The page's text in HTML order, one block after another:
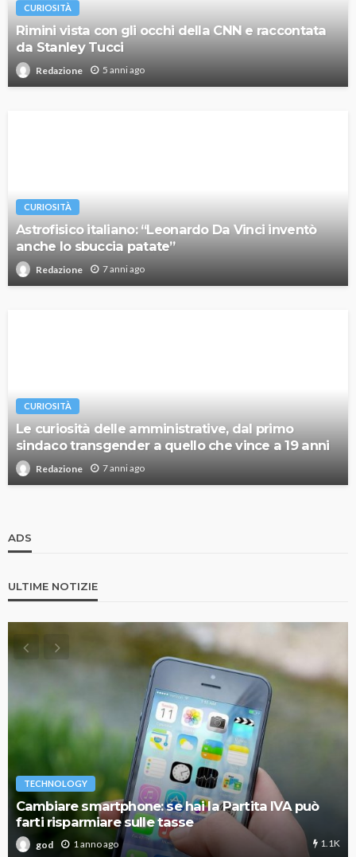
CURIOSITÀ
Rimini vista con gli occhi della CNN e raccontata
da Stanley Tucci
Redazione 5 anni ago
CURIOSITÀ
Astrofisico italiano: “Leonardo Da Vinci inventò
anche lo sbuccia patate”
Redazione 7 anni ago
CURIOSITÀ
Le curiosità delle amministrative, dal primo
sindaco transgender a quello che vince a 19 anni
Redazione 7 anni ago
ADS
ULTIME NOTIZIE
TECHNOLOGY
Cambiare smartphone: se hai la Partita IVA può
farti risparmiare sulle tasse
god 1 anno ago 1.1K